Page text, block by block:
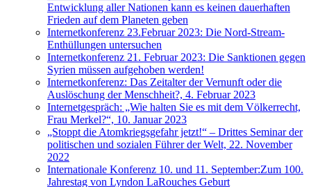
Entwicklung aller Nationen kann es keinen dauerhaften
Frieden auf dem Planeten geben
Internetkonferenz 23.Februar 2023: Die Nord-Stream-
Enthüllungen untersuchen
Internetkonferenz 21. Februar 2023: Die Sanktionen gegen
Syrien müssen aufgehoben werden!
Internetkonferenz: Das Zeitalter der Vernunft oder die
Auslöschung der Menschheit?, 4. Februar 2023
Internetgespräch: „Wie halten Sie es mit dem Völkerrecht,
Frau Merkel?“, 10. Januar 2023
„Stoppt die Atomkriegsgefahr jetzt!“ – Drittes Seminar der
politischen und sozialen Führer der Welt, 22. November
2022
Internationale Konferenz 10. und 11. September:Zum 100.
Jahrestag von Lyndon LaRouches Geburt